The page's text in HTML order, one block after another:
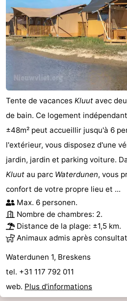
de
vue
-
Croisières
-
Terrains
de
jeux
-
Aires
de
jeux
intérieures
-
Bowling
-
Parcours
de
mini-
golf
Centres
de
bien-
être
Villages
&
villes
Nature
Sports
-
Piscines
-
Faire
du
-
Randonnée
-
Tente de vacances Kluut avec
de bain. Ce logement
±48m² peut accueillir jusqu'à 6
l'extérieur, vous disposez d'une
jardin, jardin et parking voiture.
Kluut au parc Waterdunen, vous
confort de votre propre lieu et ...
Max. 6 personen.
Nombre de chambres: 2.
Distance de la plage: ±1,5 km.
Animaux admis après
Waterdunen 1, Breskens
tel. +31 117 792 011
web. Plus d'informations